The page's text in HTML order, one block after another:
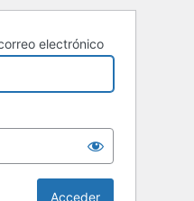
electrónico